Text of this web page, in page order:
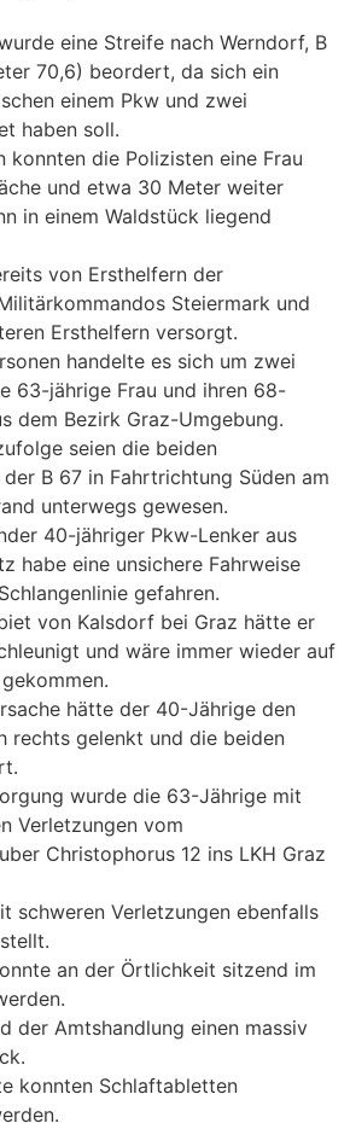
eine Streife nach Werndorf, B
70,6) beordert, da sich ein
einem Pkw und zwei
haben soll.
konnten die Polizisten eine Frau
und etwa 30 Meter weiter
in einem Waldstück liegend
von Ersthelfern der
Steiermark und
Ersthelfern versorgt.
handelte es sich um zwei
63-jährige Frau und ihren 68-
dem Bezirk Graz-Umgebung.
seien die beiden
B 67 in Fahrtrichtung Süden am
unterwegs gewesen.
40-jähriger Pkw-Lenker aus
habe eine unsichere Fahrweise
gefahren.
von Kalsdorf bei Graz hätte er
und wäre immer wieder auf
hätte der 40-Jährige den
rechts gelenkt und die beiden
wurde die 63-Jährige mit
Verletzungen vom
Christophorus 12 ins LKH Graz
schweren Verletzungen ebenfalls
an der Örtlichkeit sitzend im
der Amtshandlung einen massiv
konnten Schlaftabletten